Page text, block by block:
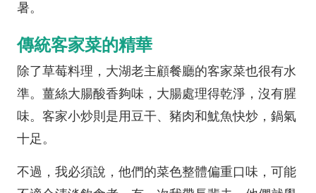
暑。
傳統客家菜的精華
除了草莓料理，大湖老主顧餐廳的客家菜也很有水
準。薑絲大腸酸香夠味，大腸處理得乾淨，沒有腥
味。客家小炒則是用豆干、豬肉和魷魚快炒，鍋氣
十足。
不過，我必須說，他們的菜色整體偏重口味，可能